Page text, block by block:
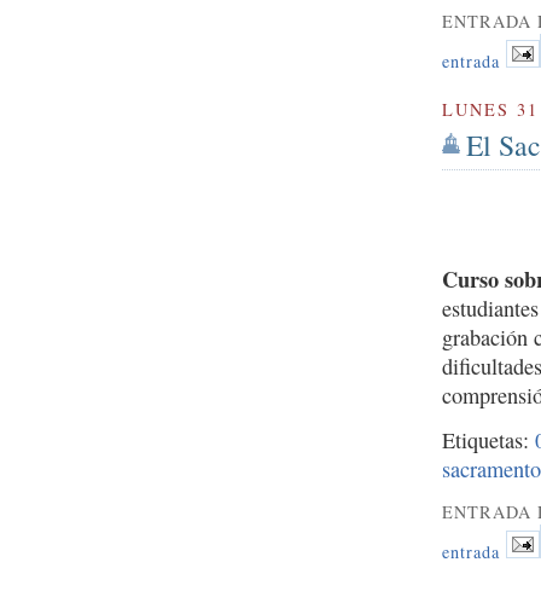
ENTRADA
entrada
LUNES
El
Curso
grabación
Etiquetas:
ENTRADA
entrada